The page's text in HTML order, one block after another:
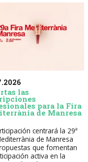
las
para la Fira
de Manresa
centrará la 29ª
de Manresa
que fomentan
activa en la